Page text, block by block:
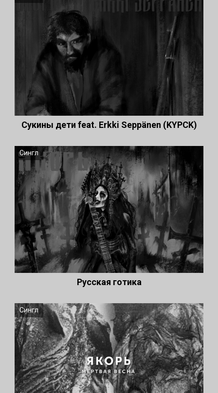
Сукины дети feat. Erkki Seppänen (KYPCK)
Сингл
Русская готика
Сингл